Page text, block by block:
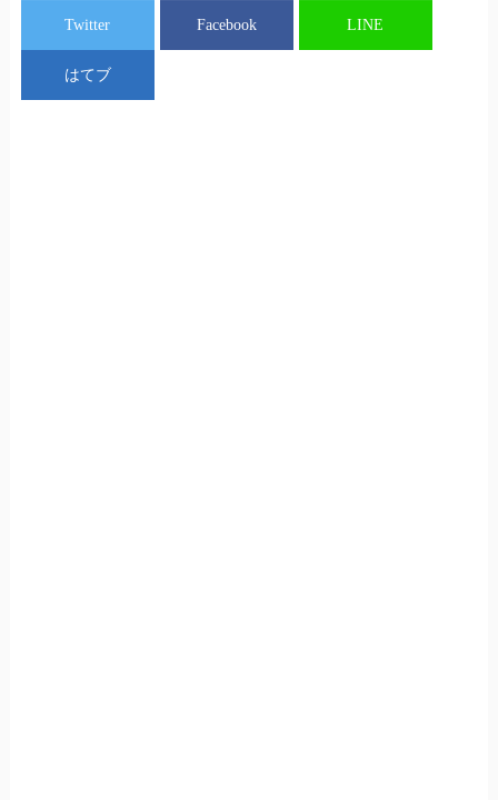
Twitter Facebook LINE
はてブ